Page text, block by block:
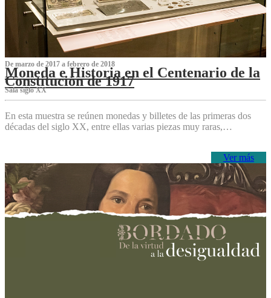
De marzo de 2017 a febrero de 2018
Moneda e Historia en el Centenario de la
Constitución de 1917
Sala siglo XX
En esta muestra se reúnen monedas y billetes de las primeras dos
décadas del siglo XX, entre ellas varias piezas muy raras,…
Ver más